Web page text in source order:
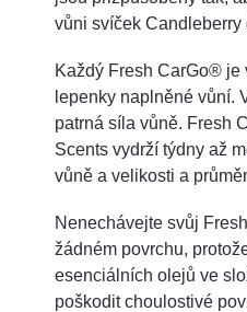
vůni svíček Candleberry
Každý Fresh CarGo® je
lepenky naplněné vůní.
patrná síla vůně. Fresh
Scents vydrží týdny až
vůně a velikosti a
Nenechávejte svůj
žádném povrchu,
esenciálních olejů ve
poškodit choulostivé